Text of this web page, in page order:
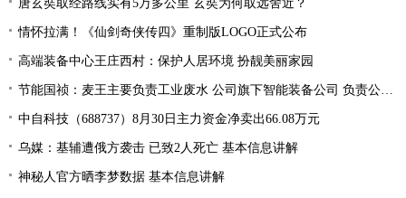
唐玄奘取经路线实有5万多公里 玄奘为何取远舍近？
情怀拉满！《仙剑奇侠传四》重制版LOGO正式公布
高端装备中心王庄西村：保护人居环境 扮靓美丽家园
节能国祯：麦王主要负责工业废水 公司旗下智能装备公司 负责公司设备的生产和销售
中自科技（688737）8月30日主力资金净卖出66.08万元
乌媒：基辅遭俄方袭击 已致2人死亡 基本信息讲解
神秘人官方晒李梦数据 基本信息讲解